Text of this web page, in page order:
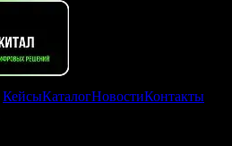
КейсыКаталогНовостиКонтакты